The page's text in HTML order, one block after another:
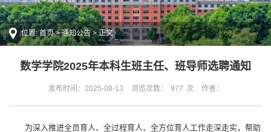
位置:首页>通知公告> 正文
数学学院2025年本科生班主任、班导师选聘通知
发布时间：2025-08-13 浏览次数： 977 次 作者：
为深入推进全员育人、全过程育人、全方位育人工作走深走实，帮助